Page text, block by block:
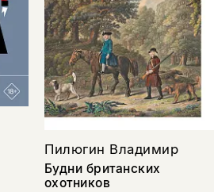
Пилюгин Владимир
Будни британских
охотников